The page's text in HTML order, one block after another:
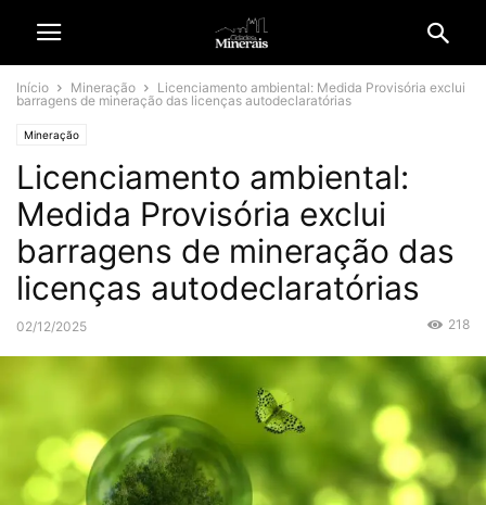
Início Mineração
Licenciamento ambiental: Medida Provisória exclui
barragens de mineração das licenças autodeclaratórias
Mineração
Licenciamento ambiental:
Medida Provisória exclui
barragens de mineração das
licenças autodeclaratórias
02/12/2025 218